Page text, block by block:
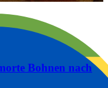
Bohnen nach